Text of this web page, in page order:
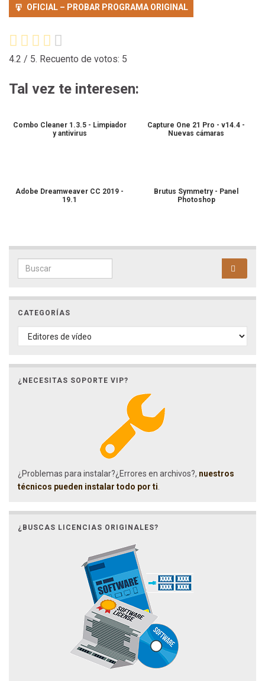
OFICIAL – PROBAR PROGRAMA ORIGINAL
4.2 / 5. Recuento de votos: 5
Tal vez te interesen:
Combo Cleaner 1.3.5 - Limpiador
y antivirus
Capture One 21 Pro - v14.4 -
Nuevas cámaras
Adobe Dreamweaver CC 2019 -
19.1
Brutus Symmetry - Panel
Photoshop
Search for:
CATEGORÍAS
CATEGORÍAS
¿NECESITAS SOPORTE VIP?
¿Problemas para instalar?¿Errores en archivos?, nuestros
técnicos pueden instalar todo por ti.
¿BUSCAS LICENCIAS ORIGINALES?